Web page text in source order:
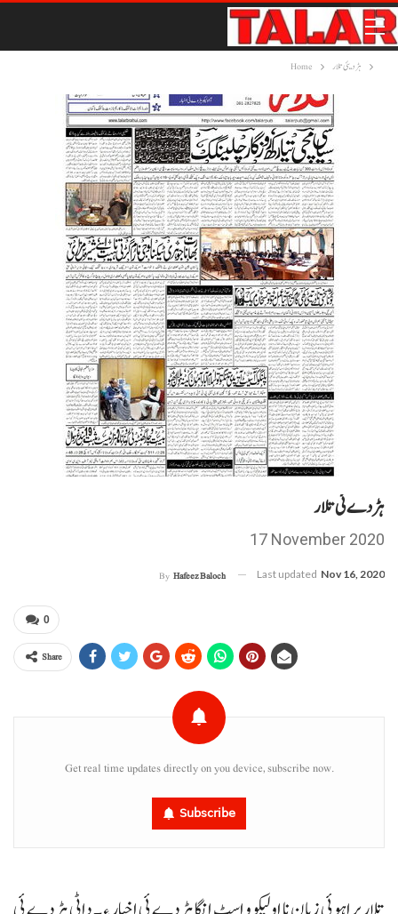
Home ہڑدیئی تلار
ہڑدے ئی تلار
17 November 2020
By Hafeez Baloch Last updated Nov 16, 2020
0
Share
Get real time updates directly on you device, subscribe now.
Subscribe